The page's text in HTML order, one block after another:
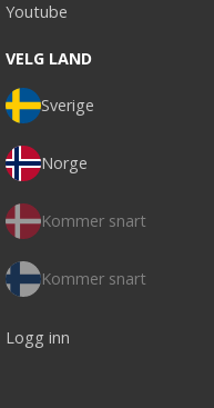
Youtube
VELG LAND
Sverige
Norge
Kommer snart
Kommer snart
Logg inn